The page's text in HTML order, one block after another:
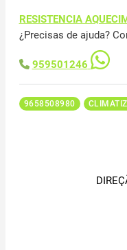
RESISTENCIA
¿Precisas de ajuda?
959501246
9658508980